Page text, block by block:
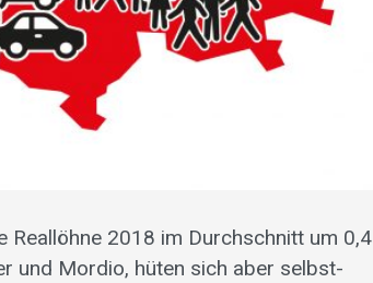
2018 im Durchschnitt um 0,4
und Mordio, hüten sich aber selbst­